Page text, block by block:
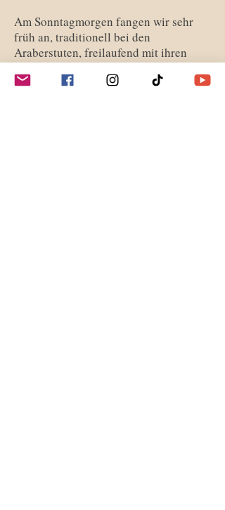
Am Sonntagmorgen fangen wir sehr
früh an, traditionell bei den
Araberstuten, freilaufend mit ihren
Fohlen. Anschließend gemeinsames
Frühstück im Seminarraum (im Preis